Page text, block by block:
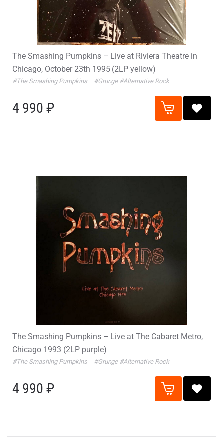
The Smashing Pumpkins – Live at Riviera Theatre in
Chicago, October 23th 1995 (2LP yellow)
#The Smashing Pumpkins #Grunge #Alternative Rock
4 990 ₽
The Smashing Pumpkins – Live at The Cabaret Metro,
Chicago 1993 (2LP purple)
#The Smashing Pumpkins #Grunge #Alternative Rock
4 990 ₽